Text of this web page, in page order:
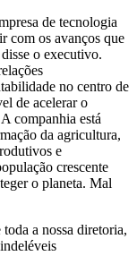
de tecnologia
com os avanços que
o executivo.
no centro de
de acelerar o
companhia está
da agricultura,
e
crescente
o planeta. Mal
a nossa diretoria,